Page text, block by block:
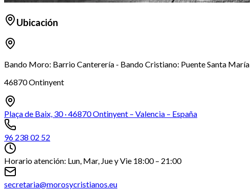
Ubicación
Bando Moro: Barrio Canterería - Bando Cristiano: Puente Santa María
46870 Ontinyent
Plaça de Baix, 30 · 46870 Ontinyent – Valencia – España
96 238 02 52
Horario atención: Lun, Mar, Jue y Vie 18:00 – 21:00
secretaria@morosycristianos.eu